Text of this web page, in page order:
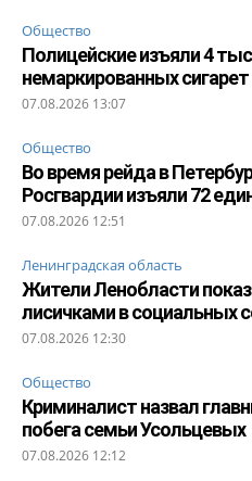
Общество
Полицейские изъяли 4
немаркированных сигарет
07.08.2026 13:07
Общество
Во время рейда в
Росгвардии изъяли 72
07.08.2026 12:51
Ленинградская область
Жители Ленобласти
лисичками в социальных
07.08.2026 12:30
Общество
Криминалист назвал
побега семьи Усольцевых
07.08.2026 12:12